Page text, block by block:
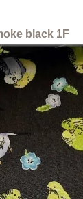
black 1F